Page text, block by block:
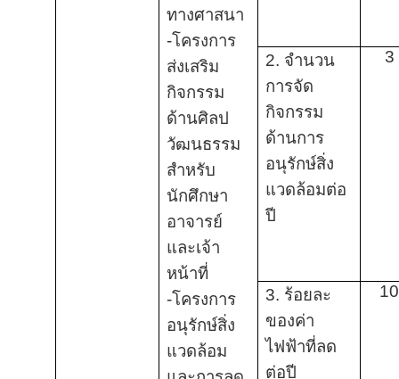
ทางศาสนา
-โครงการ
ส่งเสริม
กิจกรรม
ด้านศิลป
วัฒนธรรม
สำหรับ
นักศึกษา
อาจารย์
และเจ้า
หน้าที่
-โครงการ
อนุรักษ์สิ่ง
แวดล้อม
2. จำนวน
การจัด
กิจกรรม
ด้านการ
อนุรักษ์สิ่ง
แวดล้อมต่อ
ปี
3
3. ร้อยละ
ของค่า
ไฟฟ้าที่ลด
ต่อปี
10